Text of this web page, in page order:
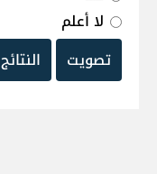
لا أعلم
تصويت
النتائج